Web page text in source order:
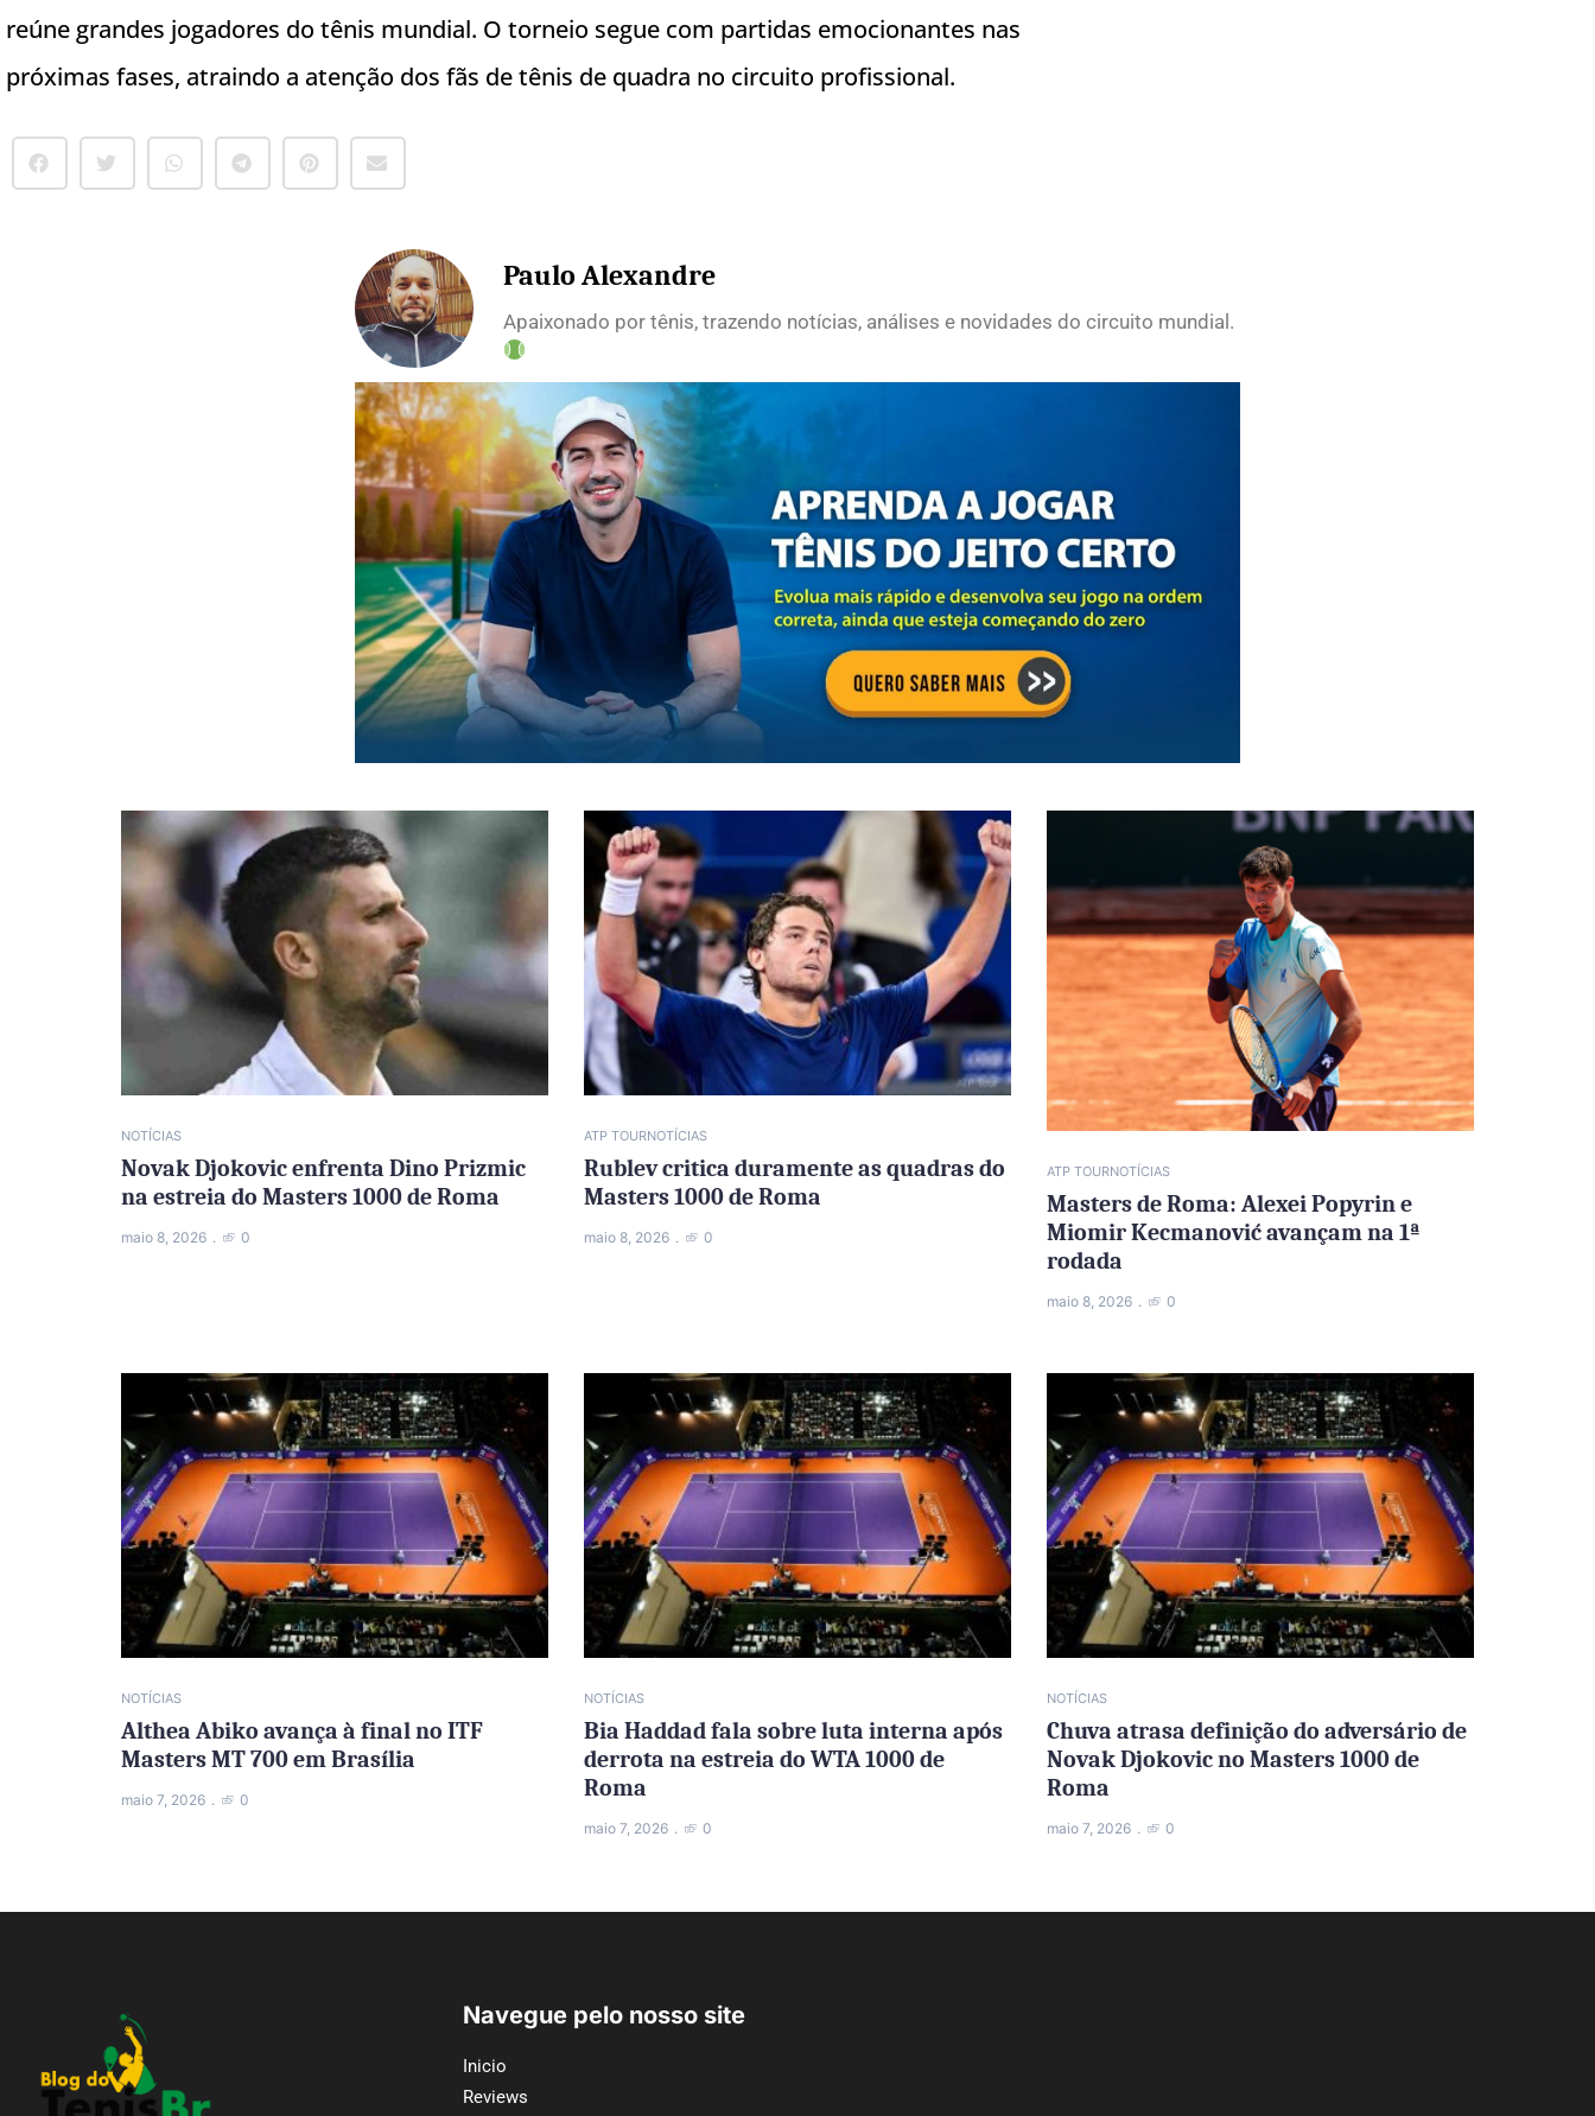
reúne grandes jogadores do tênis mundial. O torneio segue com partidas emocionantes nas
próximas fases, atraindo a atenção dos fãs de tênis de quadra no circuito profissional.
Paulo Alexandre
Apaixonado por tênis, trazendo notícias, análises e novidades do circuito mundial.
NOTÍCIAS
Novak Djokovic enfrenta Dino Prizmic
na estreia do Masters 1000 de Roma
maio 8, 2026 0
ATP TOURNOTÍCIAS
Rublev critica duramente as quadras do
Masters 1000 de Roma
maio 8, 2026 0
ATP TOURNOTÍCIAS
Masters de Roma: Alexei Popyrin e
Miomir Kecmanović avançam na 1ª
rodada
maio 8, 2026 0
NOTÍCIAS
Althea Abiko avança à final no ITF
Masters MT 700 em Brasília
maio 7, 2026 0
NOTÍCIAS
Bia Haddad fala sobre luta interna após
derrota na estreia do WTA 1000 de
Roma
maio 7, 2026 0
NOTÍCIAS
Chuva atrasa definição do adversário de
Novak Djokovic no Masters 1000 de
Roma
maio 7, 2026 0
Navegue pelo nosso site
Inicio
Reviews